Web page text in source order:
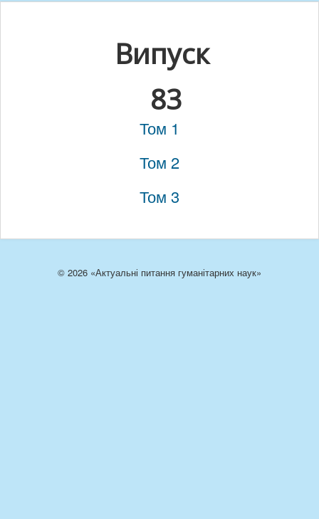
Випуск
83
Том 1
Том 2
Том 3
© 2026 «Актуальні питання гуманітарних наук»